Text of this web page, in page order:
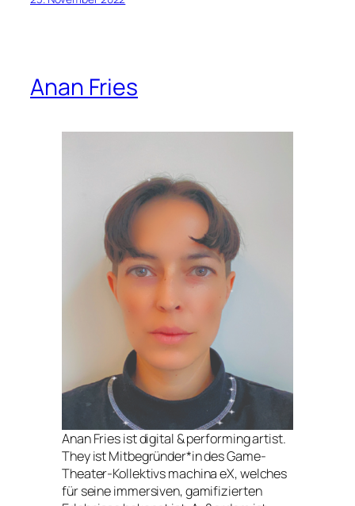
Anan Fries
Anan Fries ist digital & performing artist.
They ist Mitbegründer*in des Game-
Theater-Kollektivs machina eX, welches
für seine immersiven, gamifizierten